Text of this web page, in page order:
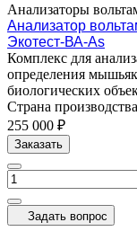
Анализаторы
Анализатор
Экотест-ВА-As
Комплекс для
определения
биологических
Страна производства
255 000 ₽
Заказать
Задать вопрос